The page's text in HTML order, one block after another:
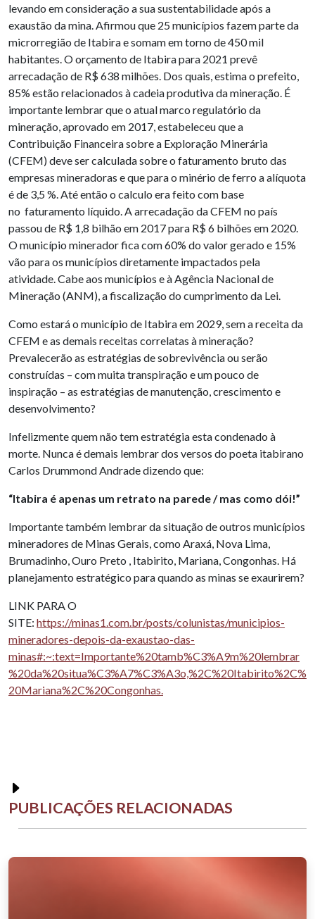
levando em consideração a sua sustentabilidade após a
exaustão da mina. Afirmou que 25 municípios fazem parte da
microrregião de Itabira e somam em torno de 450 mil
habitantes. O orçamento de Itabira para 2021 prevê
arrecadação de R$ 638 milhões. Dos quais, estima o prefeito,
85% estão relacionados à cadeia produtiva da mineração. É
importante lembrar que o atual marco regulatório da
mineração, aprovado em 2017, estabeleceu que a
Contribuição Financeira sobre a Exploração Minerária
(CFEM) deve ser calculada sobre o faturamento bruto das
empresas mineradoras e que para o minério de ferro a alíquota
é de 3,5 %. Até então o calculo era feito com base
no faturamento líquido. A arrecadação da CFEM no país
passou de R$ 1,8 bilhão em 2017 para R$ 6 bilhões em 2020.
O município minerador fica com 60% do valor gerado e 15%
vão para os municípios diretamente impactados pela
atividade. Cabe aos municípios e à Agência Nacional de
Mineração (ANM), a fiscalização do cumprimento da Lei.
Como estará o município de Itabira em 2029, sem a receita da
CFEM e as demais receitas correlatas à mineração?
Prevalecerão as estratégias de sobrevivência ou serão
construídas – com muita transpiração e um pouco de
inspiração – as estratégias de manutenção, crescimento e
desenvolvimento?
Infelizmente quem não tem estratégia esta condenado à
morte. Nunca é demais lembrar dos versos do poeta itabirano
Carlos Drummond Andrade dizendo que:
“Itabira é apenas um retrato na parede / mas como dói!”
Importante também lembrar da situação de outros municípios
mineradores de Minas Gerais, como Araxá, Nova Lima,
Brumadinho, Ouro Preto , Itabirito, Mariana, Congonhas. Há
planejamento estratégico para quando as minas se exaurirem?
LINK PARA O
SITE: https://minas1.com.br/posts/colunistas/municipios-
mineradores-depois-da-exaustao-das-
minas#:~:text=Importante%20tamb%C3%A9m%20lembrar
%20da%20situa%C3%A7%C3%A3o,%2C%20Itabirito%2C%
20Mariana%2C%20Congonhas.
PUBLICAÇÕES RELACIONADAS